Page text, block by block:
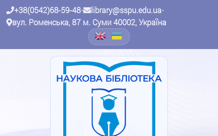
+38(0542)68-59-48• library@sspu.edu.ua•
вул. Роменська, 87 м. Суми 40002, Україна